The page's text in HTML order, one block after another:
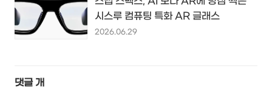
시스루 컴퓨팅 특화 AR 글래스
2026.06.29
댓글 개